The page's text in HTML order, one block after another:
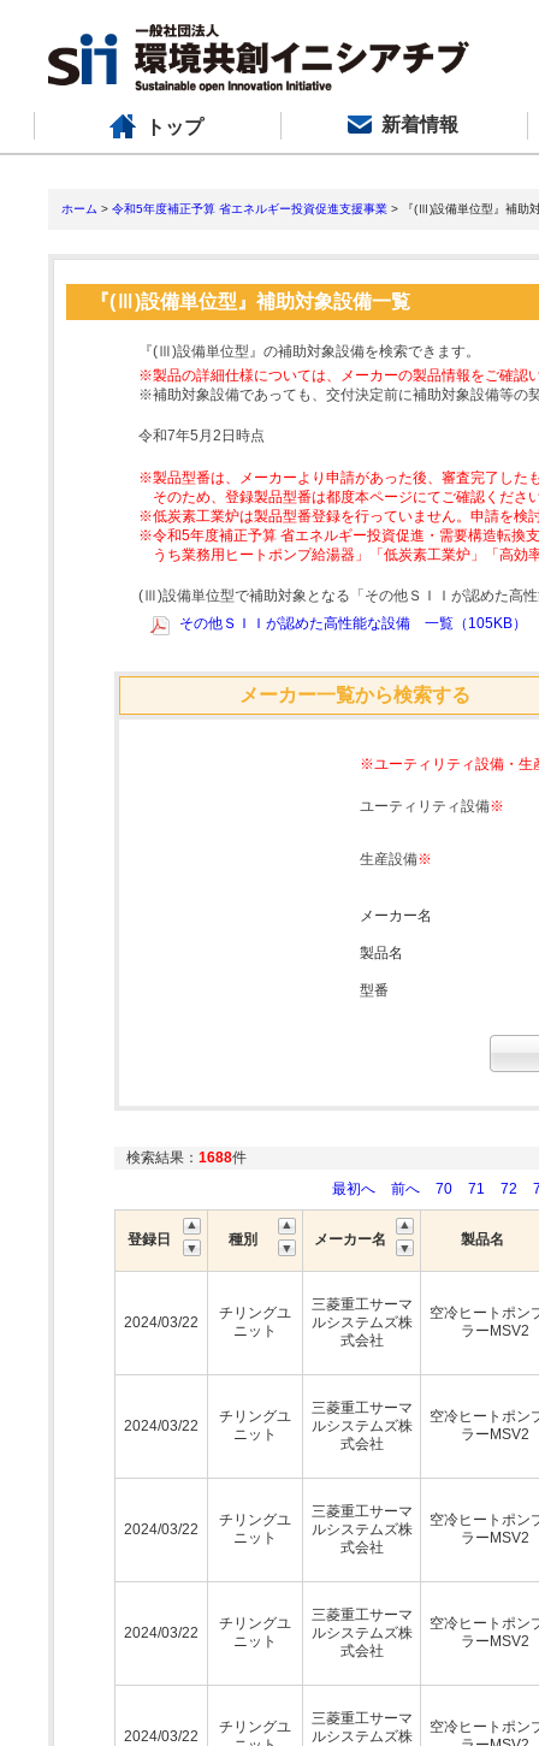
トップ 新着情報
ホーム > 令和5年度補正予算 省エネルギー投資促進支援事業 > 『(Ⅲ)設備単位型』補助
『(Ⅲ)設備単位型』補助対象設備一覧
『(Ⅲ)設備単位型』の補助対象設備を検索できます。
※製品の詳細仕様については、メーカーの製品情報をご確認
※補助対象設備であっても、交付決定前に補助対象設備等の
令和7年5月2日時点
※製品型番は、メーカーより申請があった後、審査完了した
そのため、登録製品型番は都度本ページにてご確認くださ
※低炭素工業炉は製品型番登録を行っていません。申請を検
※令和5年度補正予算 省エネルギー投資促進・需要構造転換
うち業務用ヒートポンプ給湯器」「低炭素工業炉」「高
(Ⅲ)設備単位型で補助対象となる「その他ＳＩＩが認めた高
その他ＳＩＩが認めた高性能な設備 一覧（105KB）
メーカー一覧から検索する
※ユーティリティ設備・生
ユーティリティ設備※
生産設備※
メーカー名
製品名
型番
検索結果： 1688件
最初へ
前へ 70 71 72
登録日 種別 メーカー名 製品名
2024/03/22
チリングユ
ニット
三菱重工サーマ
ルシステムズ株
式会社
空冷ヒートポン
ラーMSV2
2024/03/22
チリングユ
ニット
三菱重工サーマ
ルシステムズ株
式会社
空冷ヒートポン
ラーMSV2
2024/03/22
チリングユ
ニット
三菱重工サーマ
ルシステムズ株
式会社
空冷ヒートポン
ラーMSV2
2024/03/22
チリングユ
ニット
三菱重工サーマ
ルシステムズ株
式会社
空冷ヒートポン
ラーMSV2
2024/03/22
チリングユ
三菱重工サーマ
ルシステムズ株
空冷ヒートポン